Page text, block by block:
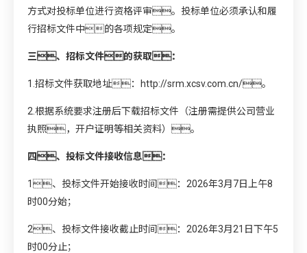
方式对投标单位进行资格评审。投标单位必须承认和履
行招标文件中的各项规定。
三、招标文件的获取：
1.招标文件获取地址： http://srm.xcsv.com.cn/。
2.根据系统要求注册后下载招标文件（注册需提供公司营业
执照，开户证明等相关资料）。
四、投标文件接收信息：
1、投标文件开始接收时间：2026年3月7日上午8
时00分始；
2、投标文件接收截止时间：2026年3月21日下午5
时00分止；